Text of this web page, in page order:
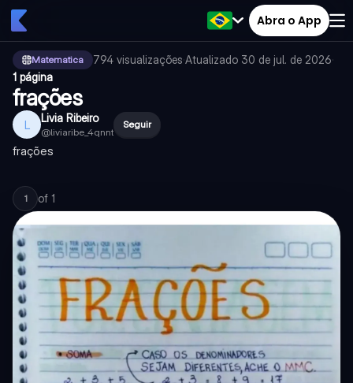
Abra o App
Matematica 794 visualizações·Atualizado 30 de jul. de 2026·
1 página
frações
L Livia Ribeiro
@liviaribe_4qnnt
Seguir
frações
1 of 1